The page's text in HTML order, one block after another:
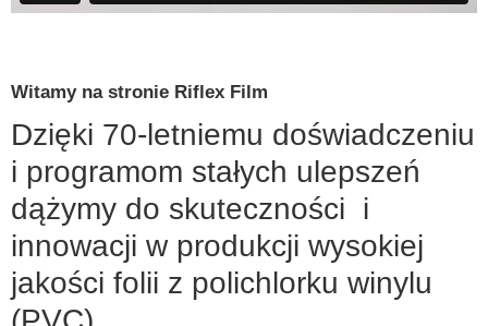
Witamy na stronie Riflex Film
Dzięki 70-letniemu doświadczeniu
i programom stałych ulepszeń
dążymy do skuteczności i
innowacji w produkcji wysokiej
jakości folii z polichlorku winylu